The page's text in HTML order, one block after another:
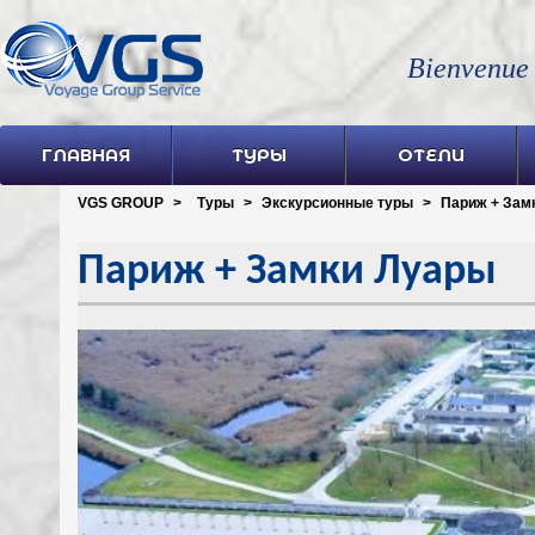
ГЛАВНАЯ ТУРЫ ОТЕЛИ
VGS GROUP > Туры > Экскурсионные туры > Париж +
Париж + Замки Луары